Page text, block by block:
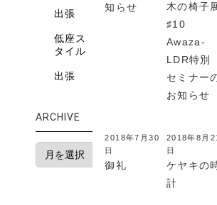
知らせ
木の椅子
♯10
Awaza-
LDR特別
セミナー
お知らせ
2018年7月30
日
御礼
2018年8月21
日
ケヤキの
計
出張
低座ス
タイル
出張
ARCHIVE